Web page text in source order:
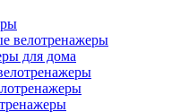
велотренажеры
для дома